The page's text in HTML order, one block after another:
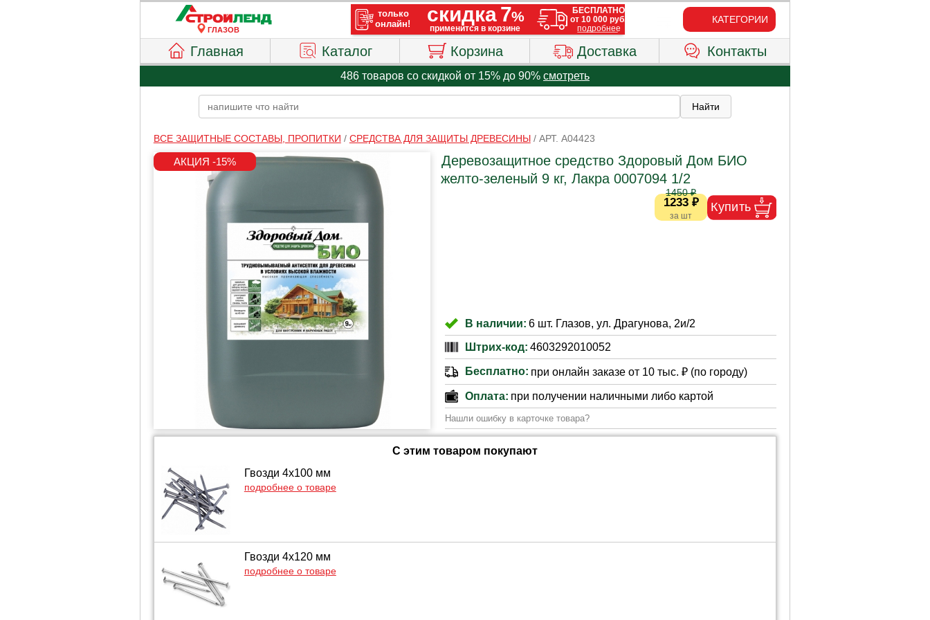
ГЛАЗОВ
КАТЕГОРИИ
Главная Каталог Корзина Доставка Контакты
486 товаров со скидкой от 15% до 90% смотреть
ВСЕ ЗАЩИТНЫЕ СОСТАВЫ, ПРОПИТКИ / СРЕДСТВА ДЛЯ ЗАЩИТЫ ДРЕВЕСИНЫ/ АРТ. A04423
Деревозащитное средство Здоровый Дом БИО
желто-зеленый 9 кг, Лакра 0007094 1/2
1233 ₽
1450 ₽
В наличии: 6 шт. Глазов, ул. Драгунова, 2и/2
Штрих-код: 4603292010052
Бесплатно: при онлайн заказе от 10 тыс. ₽ (по городу)
Оплата: при получении наличными либо картой
Нашли ошибку в карточке товара?
С этим товаром покупают
Гвозди 4х100 мм
подробнее о товаре
Гвозди 4х120 мм
подробнее о товаре